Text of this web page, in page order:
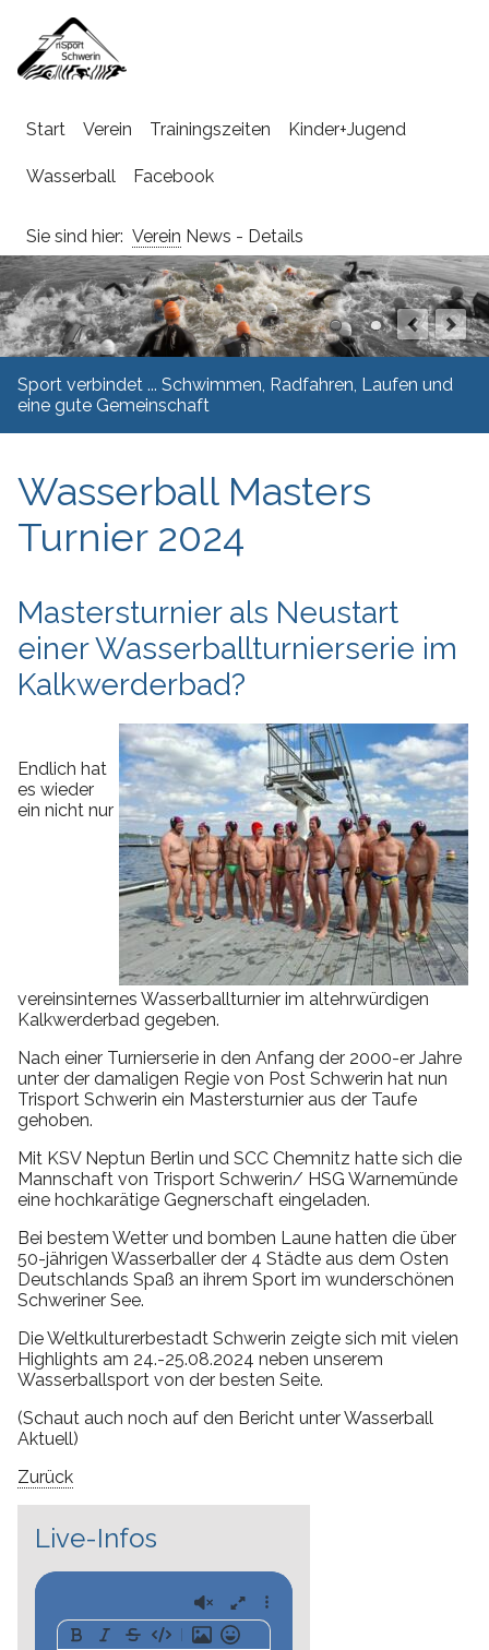
überspringen
Start Verein Trainingszeiten Kinder+Jugend
Wasserball Facebook
Sie sind hier: Verein News - Details
Sport verbindet ... Schwimmen, Radfahren, Laufen und
eine gute Gemeinschaft
Wasserball Masters
Turnier 2024
Mastersturnier als Neustart
einer Wasserballturnierserie im
Kalkwerderbad?
Endlich hat
es wieder
ein nicht nur
vereinsinternes Wasserballturnier im altehrwürdigen
Kalkwerderbad gegeben.
Nach einer Turnierserie in den Anfang der 2000-er Jahre
unter der damaligen Regie von Post Schwerin hat nun
Trisport Schwerin ein Mastersturnier aus der Taufe
gehoben.
Mit KSV Neptun Berlin und SCC Chemnitz hatte sich die
Mannschaft von Trisport Schwerin/ HSG Warnemünde
eine hochkarätige Gegnerschaft eingeladen.
Bei bestem Wetter und bomben Laune hatten die über
50-jährigen Wasserballer der 4 Städte aus dem Osten
Deutschlands Spaß an ihrem Sport im wunderschönen
Schweriner See.
Die Weltkulturerbestadt Schwerin zeigte sich mit vielen
Highlights am 24.-25.08.2024 neben unserem
Wasserballsport von der besten Seite.
(Schaut auch noch auf den Bericht unter Wasserball
Aktuell)
Zurück
Live-Infos